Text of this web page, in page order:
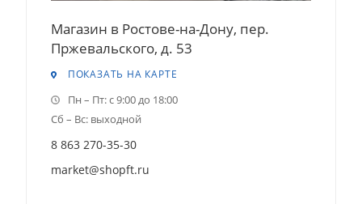
Магазин в Ростове-на-Дону, пер.
Пржевальского, д. 53
ПОКАЗАТЬ НА КАРТЕ
Пн – Пт: с 9:00 до 18:00
Сб – Вс: выходной
8 863 270-35-30
market@shopft.ru